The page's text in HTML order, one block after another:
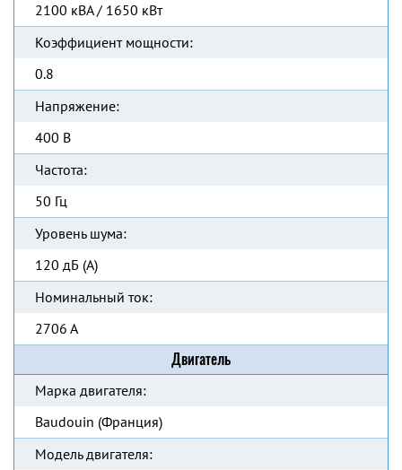
2100 кВА / 1650 кВт
Коэффициент мощности:
0.8
Напряжение:
400 В
Частота:
50 Гц
Уровень шума:
120 дБ (А)
Номинальный ток:
2706 А
Двигатель
Марка двигателя:
Baudouin (Франция)
Модель двигателя: